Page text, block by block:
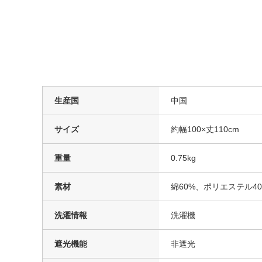
生産国 中国
サイズ 約幅100×丈110cm
重量 0.75kg
素材 綿60%、ポリエステル
洗濯情報 洗濯機
遮光機能 非遮光